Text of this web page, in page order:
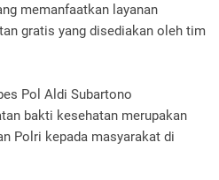
memanfaatkan layanan
gratis yang disediakan oleh tim
Pol Aldi Subartono
bakti kesehatan merupakan
Polri kepada masyarakat di